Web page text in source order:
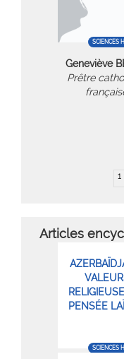
SCIENCES
Geneviève
Prêtre
1
Articles
PENSÉE
SCIENCES